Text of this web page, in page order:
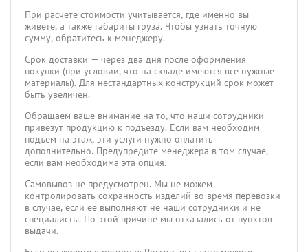
При расчете стоимости учитывается, где именно вы
живете, а также габариты груза. Чтобы узнать точную
сумму, обратитесь к менеджеру.
Срок доставки — через два дня после оформления
покупки (при условии, что на складе имеются все нужные
материалы). Для нестандартных конструкций срок может
быть увеличен.
Обращаем ваше внимание на то, что наши сотрудники
привезут продукцию к подъезду. Если вам необходим
подъем на этаж, эти услуги нужно оплатить
дополнительно. Предупредите менеджера в том случае,
если вам необходима эта опция.
Самовывоз не предусмотрен. Мы не можем
контролировать сохранность изделий во время перевозки
в случае, если ее выполняют не наши сотрудники и не
специалисты. По этой причине мы отказались от пунктов
выдачи.